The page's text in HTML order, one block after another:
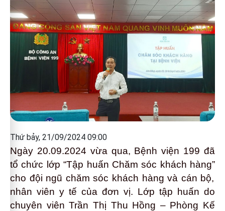
Thứ bảy, 21/09/2024 09:00
Ngày 20.09.2024 vừa qua, Bệnh viện 199 đã
tổ chức lớp“Tập huấn Chăm sóc khách hàng”
cho đội ngũ chăm sóc khách hàng và cán bộ,
nhân viên y tế của đơn vị. Lớp tập huấn do
chuyên viên Trần Thị Thu Hồng – Phòng Kế